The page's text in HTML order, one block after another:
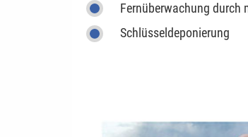
Fernüberwachung durch
Schlüsseldeponierung